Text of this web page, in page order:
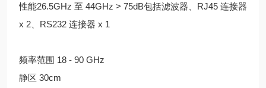
性能26.5GHz 至 44GHz > 75dB包括滤波器、RJ45 连接器
x 2、RS232 连接器 x 1
频率范围 18 - 90 GHz
静区 30cm